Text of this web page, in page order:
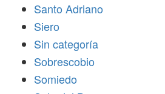
Santo Adriano
Siero
Sin categoría
Sobrescobio
Somiedo